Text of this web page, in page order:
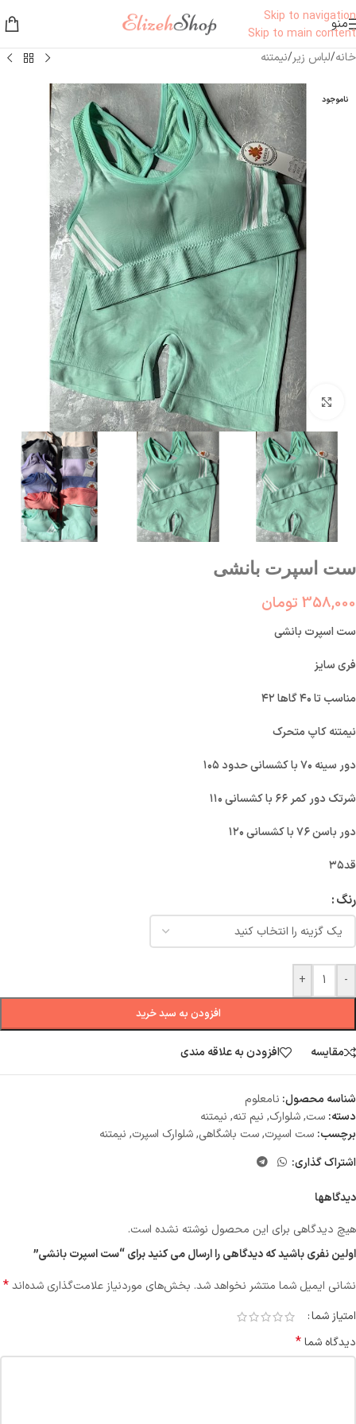
Skip to navigation
Skip to main content
منو
خانه/لباس زیر/نیمتنه
ناموجود
بزرگنمایی تصویر
ست اسپرت بانشی
358,000 تومان
ست اسپرت بانشی
فری سایز
مناسب تا ۴۰ گاها ۴۲
نیمتنه کاپ متحرک
دور سینه ۷۰ با کشسانی حدود ۱۰۵
شرتک دور کمر ۶۶ با کشسانی ۱۱۰
دور باسن ۷۶ با کشسانی ۱۲۰
قد۳۵
رنگ
-
+
افزودن به سبد خرید
مقایسه افزودن به علاقه مندی
شناسه محصول: نامعلوم
دسته: ست,شلوارک, نیم تنه, نیمتنه
برچسب: ست اسپرت,ست باشگاهی,شلوارک اسپرت, نیمتنه
اشتراک گذاری:
دیدگاهها
هیچ دیدگاهی برای این محصول نوشته نشده است.
اولین نفری باشید که دیدگاهی را ارسال می کنید برای “ست اسپرت بانشی”
نشانی ایمیل شما منتشر نخواهد شد. بخش‌های موردنیاز علامت‌گذاری شده‌اند*
امتیاز شما
دیدگاه شما*